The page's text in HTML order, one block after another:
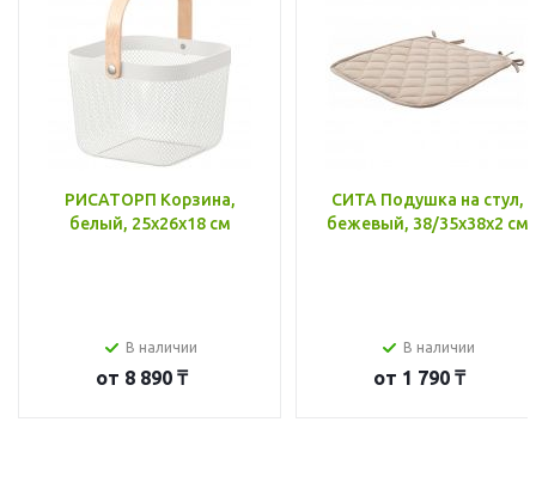
РИСАТОРП Корзина,
белый, 25x26x18 см
В наличии
от 8 890 ₸
СИТА Подушка на стул,
бежевый, 38/35x38x2 см
В наличии
от 1 790 ₸